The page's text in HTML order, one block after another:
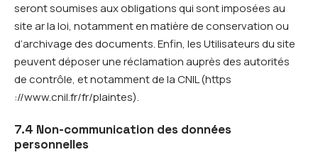
seront soumises aux obligations qui sont imposées au
site ar la loi, notamment en matière de conservation ou
d’archivage des documents. Enfin, les Utilisateurs du site
peuvent déposer une réclamation auprès des autorités
de contrôle, et notamment de la CNIL (https
://www.cnil.fr/fr/plaintes).
7.4 Non-communication des données
personnelles